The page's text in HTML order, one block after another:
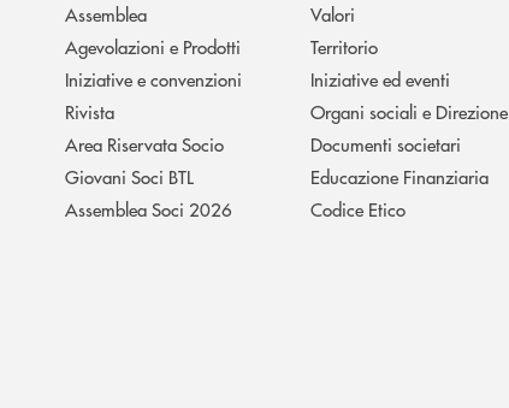
Assemblea
Agevolazioni e Prodotti
Iniziative e convenzioni
Rivista
Area Riservata Socio
Giovani Soci BTL
Assemblea Soci 2026
Valori
Territorio
Iniziative ed eventi
Organi sociali e Direzione
Documenti societari
Educazione Finanziaria
Codice Etico